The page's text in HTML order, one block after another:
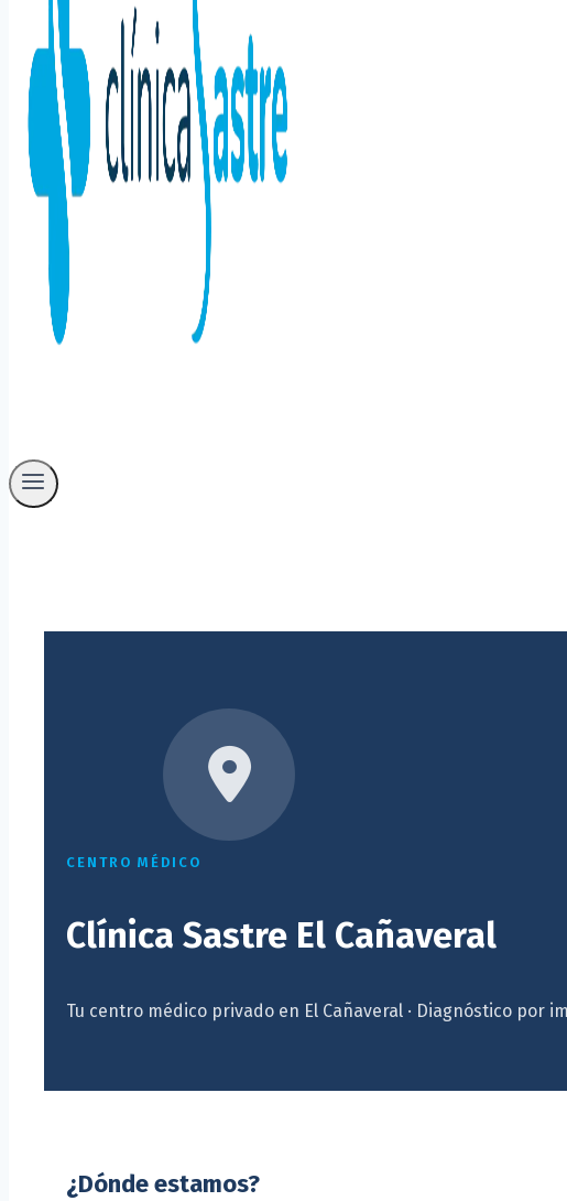
CENTRO MÉDICO
Clínica Sastre El Cañaveral
Tu centro médico privado en El Cañaveral · Diagnóstico por
¿Dónde estamos?